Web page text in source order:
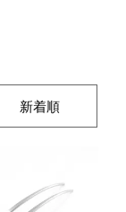
新着順